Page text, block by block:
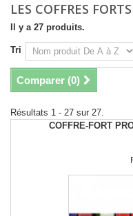
LES COFFRES FORTS
Il y a 27 produits.
Tri
Comparer (0)
Résultats 1 - 27 sur 27.
COFFRE-FORT